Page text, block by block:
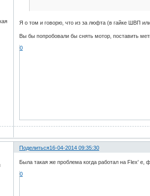
Я о том и говорю, что из за люфта (в гайке ШВП
Вы бы попробовали бы снять мотор, поставить
0
Поделиться16-04-2014 09:35:30
Была такая же проблема когда работал на Flex' е,
0